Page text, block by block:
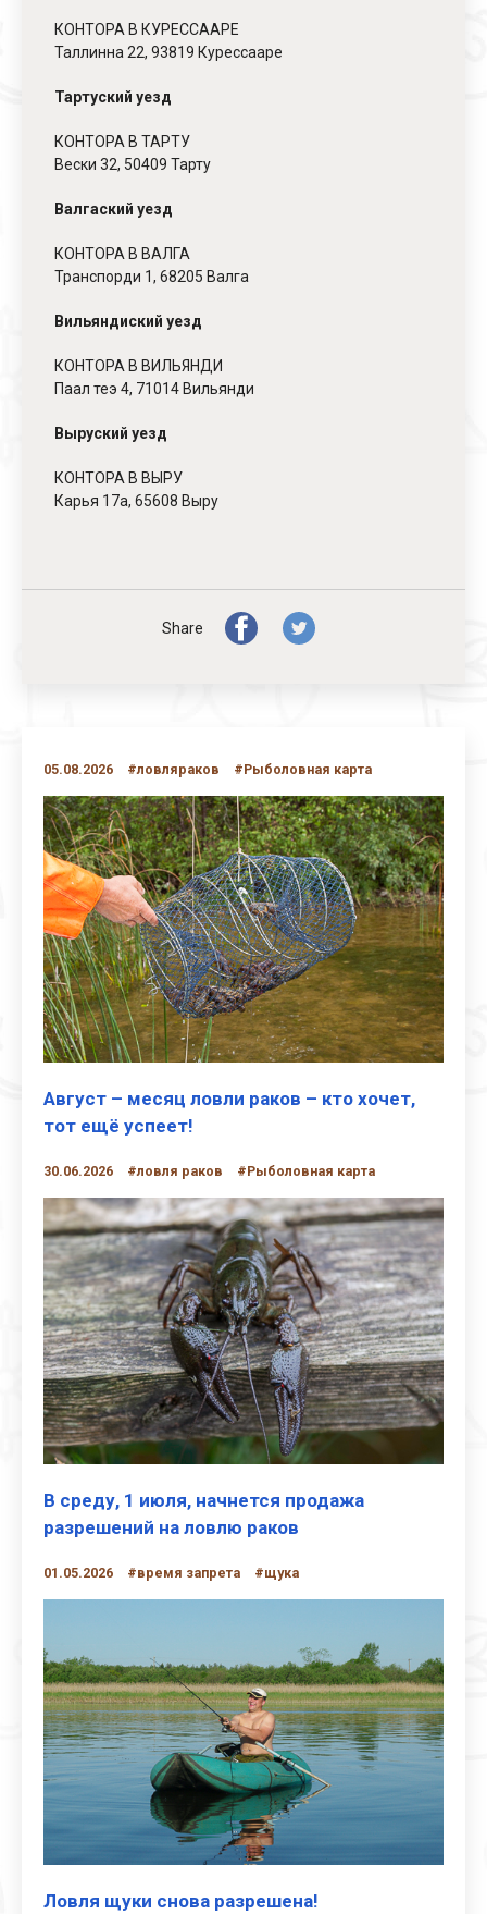
КОНТОРА В КУРЕССААРЕ
Таллинна 22, 93819 Курессааре
Тартуский уезд
КОНТОРА В ТАРТУ
Вески 32, 50409 Тарту
Валгаский уезд
КОНТОРА В ВАЛГА
Транспорди 1, 68205 Валга
Вильяндиский уезд
КОНТОРА В ВИЛЬЯНДИ
Паал теэ 4, 71014 Вильянди
Выруский уезд
КОНТОРА В ВЫРУ
Карья 17a, 65608 Выру
Share
05.08.2026 #ловляраков #Рыболовная карта
Август – месяц ловли раков – кто хочет,
тот ещё успеет!
30.06.2026 #ловля раков #Рыболовная карта
В среду, 1 июля, начнется продажа
разрешений на ловлю раков
01.05.2026 #время запрета #щука
Ловля щуки снова разрешена!